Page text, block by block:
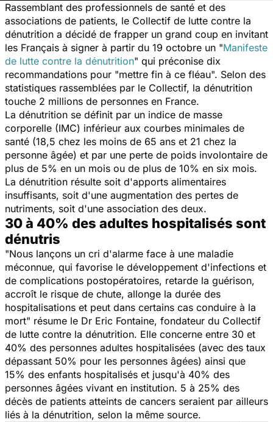
Rassemblant des professionnels de santé et des
associations de patients, le Collectif de lutte contre la
dénutrition a décidé de frapper un grand coup en invitant
les Français à signer à partir du 19 octobre un "Manifeste
de lutte contre la dénutrition" qui préconise dix
recommandations pour "mettre fin à ce fléau". Selon des
statistiques rassemblées par le Collectif, la dénutrition
touche 2 millions de personnes en France.
La dénutrition se définit par un indice de masse
corporelle (IMC) inférieur aux courbes minimales de
santé (18,5 chez les moins de 65 ans et 21 chez la
personne âgée) et par une perte de poids involontaire de
plus de 5% en un mois ou de plus de 10% en six mois.
La dénutrition résulte soit d'apports alimentaires
insuffisants, soit d'une augmentation des pertes de
nutriments, soit d'une association des deux.
30 à 40% des adultes hospitalisés sont
dénutris
"Nous lançons un cri d'alarme face à une maladie
méconnue, qui favorise le développement d'infections et
de complications postopératoires, retarde la guérison,
accroît le risque de chute, allonge la durée des
hospitalisations et peut dans certains cas conduire à la
mort" résume le Dr Eric Fontaine, fondateur du Collectif
de lutte contre la dénutrition. Elle concerne entre 30 et
40% des personnes adultes hospitalisées (avec des taux
dépassant 50% pour les personnes âgées) ainsi que
15% des enfants hospitalisés et jusqu'à 40% des
personnes âgées vivant en institution. 5 à 25% des
décès de patients atteints de cancers seraient par ailleurs
liés à la dénutrition, selon la même source.